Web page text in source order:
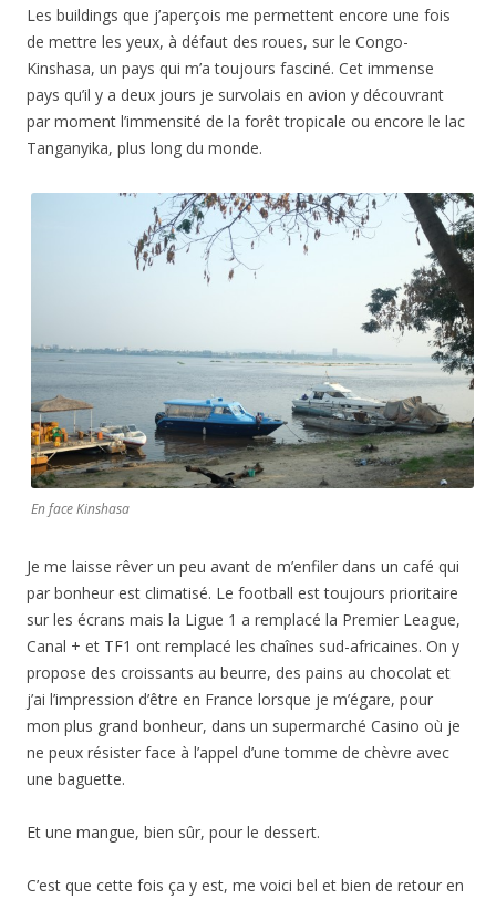
Les buildings que j’aperçois me permettent encore une fois
de mettre les yeux, à défaut des roues, sur le Congo-
Kinshasa, un pays qui m’a toujours fasciné. Cet immense
pays qu’il y a deux jours je survolais en avion y découvrant
par moment l’immensité de la forêt tropicale ou encore le lac
Tanganyika, plus long du monde.
En face Kinshasa
Je me laisse rêver un peu avant de m’enfiler dans un café qui
par bonheur est climatisé. Le football est toujours prioritaire
sur les écrans mais la Ligue 1 a remplacé la Premier League,
Canal + et TF1 ont remplacé les chaînes sud-africaines. On y
propose des croissants au beurre, des pains au chocolat et
j’ai l’impression d’être en France lorsque je m’égare, pour
mon plus grand bonheur, dans un supermarché Casino où je
ne peux résister face à l’appel d’une tomme de chèvre avec
une baguette.
Et une mangue, bien sûr, pour le dessert.
C’est que cette fois ça y est, me voici bel et bien de retour en